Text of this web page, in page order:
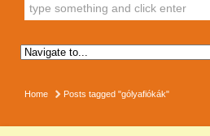
Home Posts tagged "gólyafiókák"